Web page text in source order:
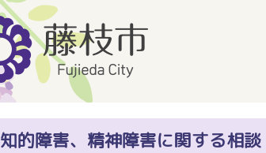
知的障害、精神障害に関する相談